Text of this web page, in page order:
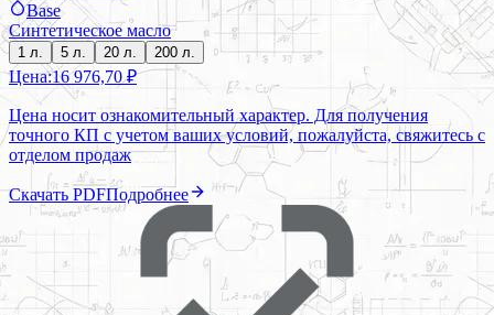
Base
Синтетическое масло
1 л. 5 л. 20 л. 200 л.
Цена:16 976,70 ₽
Цена носит ознакомительный характер. Для получения
точного КП с учетом ваших условий, пожалуйста, свяжитесь с
отделом продаж
Скачать PDFПодробнее